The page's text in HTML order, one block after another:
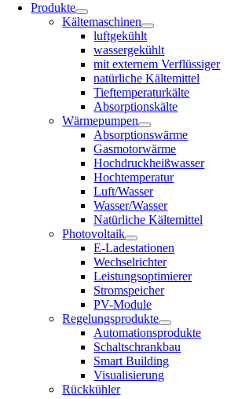
Produkte
Kältemaschinen
luftgekühlt
wassergekühlt
mit externem Verflüssiger
natürliche Kältemittel
Tieftemperaturkälte
Absorptionskälte
Wärmepumpen
Absorptionswärme
Gasmotorwärme
Hochdruckheißwasser
Hochtemperatur
Luft/Wasser
Wasser/Wasser
Natürliche Kältemittel
Photovoltaik
E-Ladestationen
Wechselrichter
Leistungsoptimierer
Stromspeicher
PV-Module
Regelungsprodukte
Automationsprodukte
Schaltschrankbau
Smart Building
Visualisierung
Rückkühler